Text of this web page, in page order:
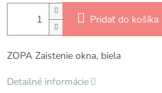
Pridať do košíka
ZOPA Zaistenie okna, biela
Detailné informácie